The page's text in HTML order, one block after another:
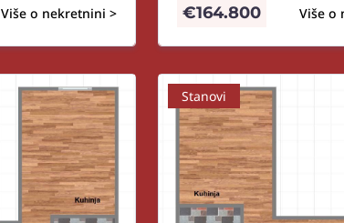
Više o nekretnini > Više o
€164.800
Stanovi